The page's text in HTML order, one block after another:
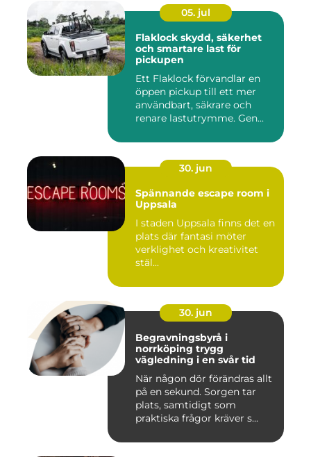
05. jul
Flaklock skydd, säkerhet
och smartare last för
pickupen
Ett Flaklock förvandlar en
öppen pickup till ett mer
användbart, säkrare och
renare lastutrymme. Gen...
30. jun
Spännande escape room i
Uppsala
I staden Uppsala finns det en
plats där fantasi möter
verklighet och kreativitet
stäl...
30. jun
Begravningsbyrå i
norrköping trygg
vägledning i en svår tid
När någon dör förändras allt
på en sekund. Sorgen tar
plats, samtidigt som
praktiska frågor kräver s...